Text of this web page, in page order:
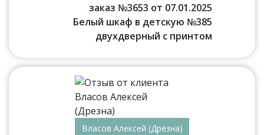
заказ №3653 от 07.01.2025
Белый шкаф в детскую №385
двухдверный с принтом
Власов Алексей (Дрезна)